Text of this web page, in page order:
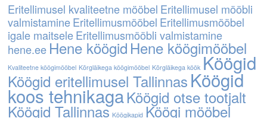
Eritellimusel kvaliteetne mööbel Eritellimusel mööbli
valmistamineEritellimusmööbel Eritellimusmööbel
igale maitseleEritellimusmööbli valmistamine
hene.ee Hene köögid Hene köögimööbel
Kvaliteetne köögimööbel Kõrgläikega köögimööbel Kõrgläikega köök Köögid
Köögid eritellimusel Tallinnas Köögid
koos tehnikagaKöögid otse tootjalt
Köögid Tallinnas Köögikapid Köögi mööbel